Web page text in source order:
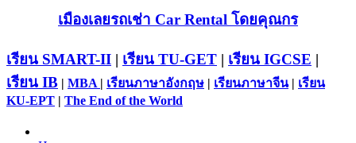
เมืองเลยรถเช่า Car Rental โดยคุณกร
เรียน SMART-II | เรียน TU-GET | เรียน IGCSE |
เรียน IB | MBA | เรียนภาษาอังกฤษ | เรียนภาษาจีน| เรียน
KU-EPT | The End of the World